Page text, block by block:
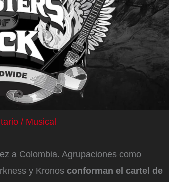
/ Musical
a Colombia. Agrupaciones como
y Kronos conforman el cartel de